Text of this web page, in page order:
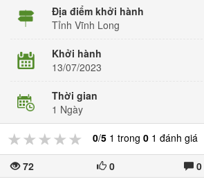
Địa điểm khởi hành
Tỉnh Vĩnh Long
Khởi hành
13/07/2023
Thời gian
1 Ngày
★★★★★
★★★★★
★★★★★ 0/5 1 trong 0 1 đánh giá
72 0 0